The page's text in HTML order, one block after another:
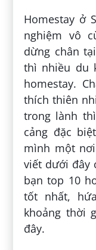
Homestay ở
nghiệm vô
dừng chân
thì nhiều du
homestay.
thích thiên
trong lành
cảng đặc
mình một
viết dưới đây
bạn top 10
tốt nhất,
khoảng thời
đây.